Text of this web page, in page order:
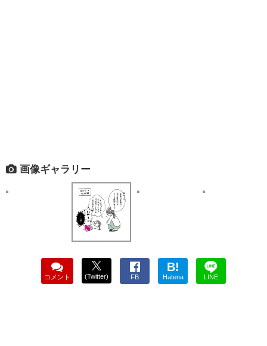
画像ギャラリー
コメント (Twitter) FB
B!
Hatena LINE